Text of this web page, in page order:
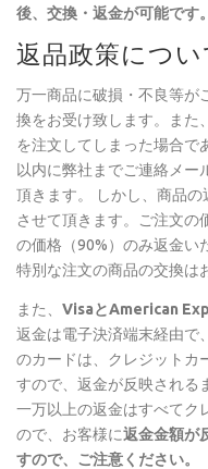
後、交換・返金が可能です。
返品政策につい
万一商品に破損・不良等が
換をお受け致します。また
を注文してしまった場合で
以内に弊社までご連絡メー
頂きます。 しかし、商品
させて頂きます。ご注文の
の価格（90%）のみ返金い
特別な注文の商品の交換は
また、 VisaとAmerican
返金は電子決済端末経由で
のカードは、クレジットカ
すので、返金が反映される
一万以上の返金はすべてク
ので、お客様に返金金額が
すので、ご注意ください。